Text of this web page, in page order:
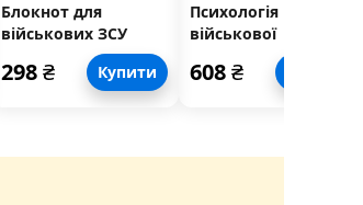
Блокнот для
військових ЗСУ
298₴ Купити
Психологія
військової
некомпетентності
608₴